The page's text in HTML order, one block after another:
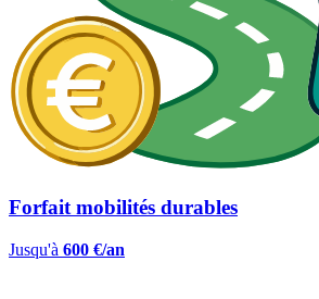
Forfait mobilités durables
Jusqu'à 600 €/an